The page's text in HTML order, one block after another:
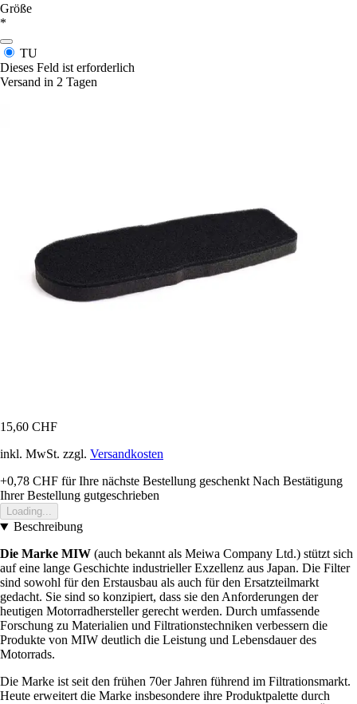
Größe
*
TU
Dieses Feld ist erforderlich
Versand in 2 Tagen
15,60 CHF
inkl. MwSt. zzgl. Versandkosten
+0,78 CHF für Ihre nächste Bestellung geschenkt Nach Bestätigung
Ihrer Bestellung gutgeschrieben
Loading...
Beschreibung
Die Marke MIW (auch bekannt als Meiwa Company Ltd.) stützt sich
auf eine lange Geschichte industrieller Exzellenz aus Japan. Die Filter
sind sowohl für den Erstausbau als auch für den Ersatzteilmarkt
gedacht. Sie sind so konzipiert, dass sie den Anforderungen der
heutigen Motorradhersteller gerecht werden. Durch umfassende
Forschung zu Materialien und Filtrationstechniken verbessern die
Produkte von MIW deutlich die Leistung und Lebensdauer des
Motorrads.
Die Marke ist seit den frühen 70er Jahren führend im Filtrationsmarkt.
Heute erweitert die Marke insbesondere ihre Produktpalette durch